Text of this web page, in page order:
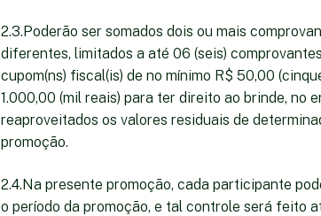
2.3.Poderão ser somados dois ou mais
diferentes, limitados a até 06 (seis)
cupom(ns) fiscal(is) de no mínimo R$ 50,00
1.000,00 (mil reais) para ter direito ao brinde, no
reaproveitados os valores residuais de
promoção.
2.4.Na presente promoção, cada participante
o período da promoção, e tal controle será feito